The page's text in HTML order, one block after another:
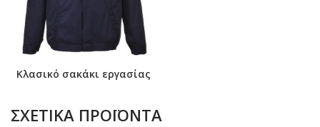
Κλασικό σακάκι εργασίας
ΣΧΕΤΙΚΆ ΠΡΟΪΌΝΤΑ